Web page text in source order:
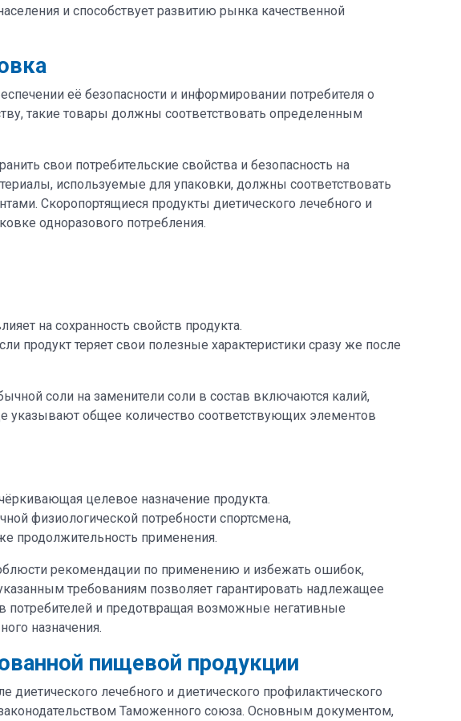
и способствует развитию рынка качественной
её безопасности и информировании потребителя о
такие товары должны соответствовать определенным
свои потребительские свойства и безопасность на
используемые для упаковки, должны соответствовать
Скоропортящиеся продукты диетического лечебного и
одноразового потребления.
на сохранность свойств продукта.
продукт теряет свои полезные характеристики сразу же после
соли на заменители соли в состав включаются калий,
указывают общее количество соответствующих элементов
целевое назначение продукта.
физиологической потребности спортсмена,
продолжительность применения.
рекомендации по применению и избежать ошибок,
требованиям позволяет гарантировать надлежащее
потребителей и предотвращая возможные негативные
назначения.
пищевой продукции
лечебного и диетического профилактического
Таможенного союза. Основным документом,